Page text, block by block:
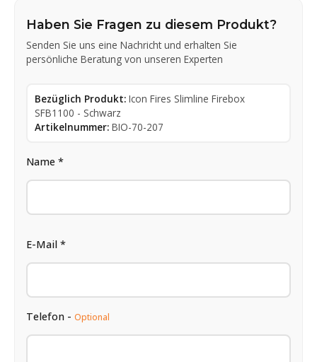
Haben Sie Fragen zu diesem Produkt?
Senden Sie uns eine Nachricht und erhalten Sie
persönliche Beratung von unseren Experten
Bezüglich Produkt: Icon Fires Slimline Firebox
SFB1100 - Schwarz
Artikelnummer: BIO-70-207
Name *
E-Mail *
Telefon - Optional